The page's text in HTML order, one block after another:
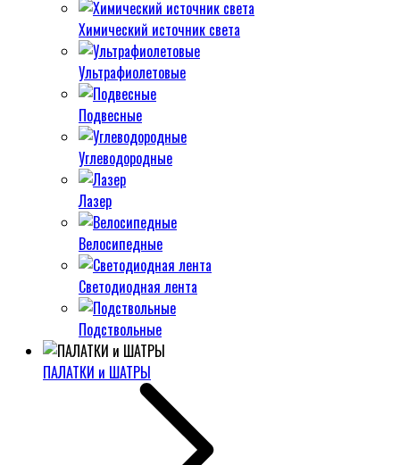
Химический источник света
Ультрафиолетовые
Подвесные
Углеводородные
Лазер
Велосипедные
Светодиодная лента
Подствольные
ПАЛАТКИ и ШАТРЫ